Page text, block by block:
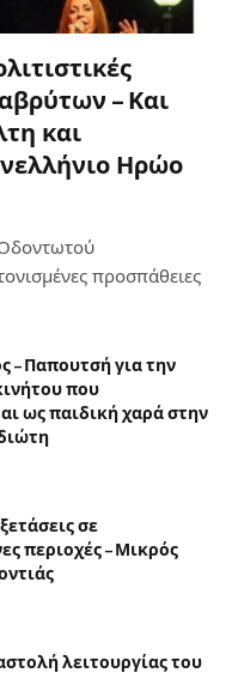
– Και
και
Ηρώο
προσπάθειες
– Παπουτσή για την
που
ως παιδική χαρά στην
σε
περιοχές – Μικρός
λειτουργίας του